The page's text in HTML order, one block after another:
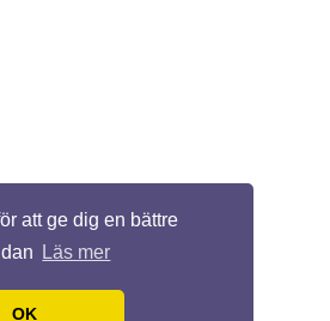
att ge dig en bättre
Läs mer
OK